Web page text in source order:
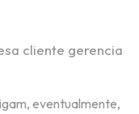
cliente gerencia
eventualmente,